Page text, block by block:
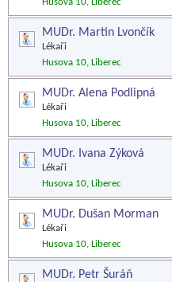
MUDr. Martin Lvončík
Lékaři
Husova 10, Liberec
MUDr. Alena Podlipná
Lékaři
Husova 10, Liberec
MUDr. Ivana Zýková
Lékaři
Husova 10, Liberec
MUDr. Dušan Morman
Lékaři
Husova 10, Liberec
MUDr. Petr Šuráň